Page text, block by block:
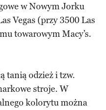
w Nowym Jorku
Vegas (przy 3500 Las
towarowym Macy’s.
tanią odzież i tzw.
stroje. W
kolorytu można